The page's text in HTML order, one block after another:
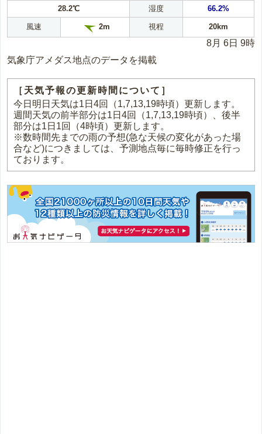
28.2℃ 湿度 66.2%
風速 2m 視程 20km
8月 6日 9時
気象庁アメダス地点のデータを掲載
［天気予報の更新時間について］
今日明日天気は1日4回（1,7,13,19時頃）更新します。
週間天気の前半部分は1日4回（1,7,13,19時頃）、後半
部分は1日1回（4時頃）更新します。
※数時間先までの雨の予想(急な天候の変化があった場
合など)につきましては、予測地点毎に毎時修正を行っ
ております。